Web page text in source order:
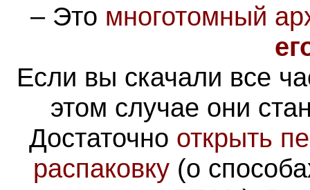
–Это многотомный
Если вы скачали все
этом случае они
Достаточно открыть
распаковку (о